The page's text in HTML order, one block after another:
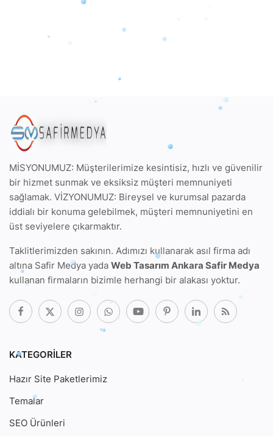
MİSYONUMUZ: Müşterilerimize kesintisiz, hızlı ve güvenilir
bir hizmet sunmak ve eksiksiz müşteri memnuniyeti
sağlamak. VİZYONUMUZ: Bireysel ve kurumsal pazarda
iddialı bir konuma gelebilmek, müşteri memnuniyetini en
üst seviyelere çıkarmaktır.
Taklitlerimizden sakının. Adımızı kullanarak asıl firma adı
altına Safir Medya yada Web Tasarım Ankara Safir Medya
kullanan firmaların bizimle herhangi bir alakası yoktur.
KATEGORILER
Hazır Site Paketlerimiz
Temalar
SEO Ürünleri